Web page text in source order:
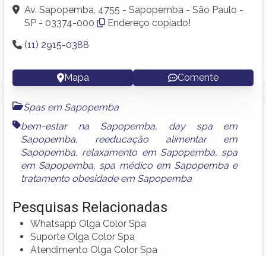
Av. Sapopemba, 4755 - Sapopemba - São Paulo -
SP - 03374-000
Endereço copiado!
(11) 2915-0388
Mapa Comente
Spas em Sapopemba
bem-estar na Sapopemba, day spa em
Sapopemba, reeducação alimentar em
Sapopemba, relaxamento em Sapopemba, spa
em Sapopemba, spa médico em Sapopemba e
tratamento obesidade em Sapopemba
Pesquisas Relacionadas
Whatsapp Olga Color Spa
Suporte Olga Color Spa
Atendimento Olga Color Spa